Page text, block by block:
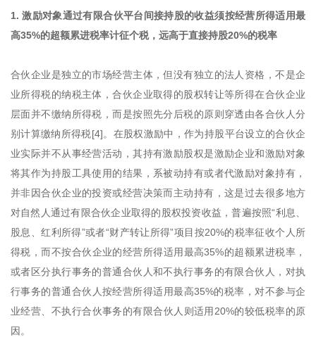
1. 激励对象通过有限合伙平台间接持股的收益须按经营所得适用最
高35%的超额累进税率计征个税，远高于直接持股20%的税率
合伙企业是独立的市场经营主体，但没有独立的法人资格，不是企
业所得税的纳税主体，合伙企业取得的股权转让等所得在合伙企业
层面并不缴纳所得税，而是按照先分后税的原则穿透由各合伙人分
别计算缴纳所得税[4]。在股权激励中，作为持股平台设立的合伙企
业实际并不从事经营活动，其持有激励股权是激励企业和激励对象
将其作为持股工具使用的结果，系被动持有或者代激励对象持有，
并非因合伙企业的投资或经营决策而主动持有，这是过去很多地方
对自然人通过有限合伙企业取得的股权投资收益，普遍按照“利息、
股息、红利所得”或者“财产转让所得”项目按20%的税率征收个人所
得税，而不按合伙企业的经营所得适用最高35%的超额累进税率，
或者区分执行事务的普通合伙人和不执行事务的有限合伙人，对执
行事务的普通合伙人按经营所得适用最高35%的税率，对不参与企
业经营、不执行合伙事务的有限合伙人则适用20%的较低税率的原
因。